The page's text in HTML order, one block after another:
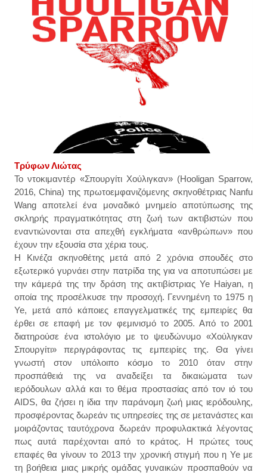
Τρύφων Λιώτας
Το ντοκιμαντέρ «Σπουργίτι Χούλιγκαν» (Hooligan Sparrow,
2016, China) της πρωτοεμφανιζόμενης σκηνοθέτριας Nanfu
Wang αποτελεί ένα μοναδικό μνημείο αποτύπωσης της
σκληρής πραγματικότητας στη ζωή των ακτιβιστών που
εναντιώνονται στα απεχθή εγκλήματα «ανθρώπων» που
έχουν την εξουσία στα χέρια τους.
Η Κινέζα σκηνοθέτης μετά από 2 χρόνια σπουδές στο
εξωτερικό γυρνάει στην πατρίδα της για να αποτυπώσει με
την κάμερά της την δράση της ακτιβίστριας Ye Haiyan, η
οποία της προσέλκυσε την προσοχή. Γεννημένη το 1975 η
Ye, μετά από κάποιες επαγγελματικές της εμπειρίες θα
έρθει σε επαφή με τον φεμινισμό το 2005. Από το 2001
διατηρούσε ένα ιστολόγιο με το ψευδώνυμο «Χούλιγκαν
Σπουργίτι» περιγράφοντας τις εμπειρίες της. Θα γίνει
γνωστή στον υπόλοιπο κόσμο το 2010 όταν στην
προσπάθειά της να αναδείξει τα δικαιώματα των
ιερόδουλων αλλά και το θέμα προστασίας από τον ιό του
AIDS, θα ζήσει η ίδια την παράνομη ζωή μιας ιερόδουλης,
προσφέροντας δωρεάν τις υπηρεσίες της σε μετανάστες και
μοιράζοντας ταυτόχρονα δωρεάν προφυλακτικά λέγοντας
πως αυτά παρέχονται από το κράτος. Η πρώτες τους
επαφές θα γίνουν το 2013 την χρονική στιγμή που η Ye με
τη βοήθεια μιας μικρής ομάδας γυναικών προσπαθούν να